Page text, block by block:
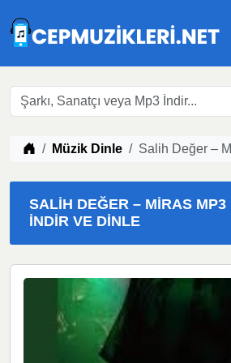
Müzik indir
Müzik Dinle Salih Değer –
SALIH DEĞER – MIRAS MP3
İNDIR VE DINLE